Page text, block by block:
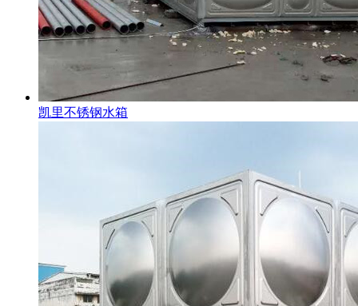
凯里不锈钢水箱